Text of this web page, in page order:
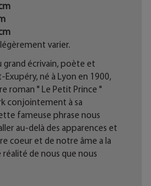
varier.
écrivain, poète et
né à Lyon en 1900,
roman " Le Petit Prince "
conjointement à sa
fameuse phrase nous
au-delà des apparences et
coeur et de notre âme a la
de nous que nous